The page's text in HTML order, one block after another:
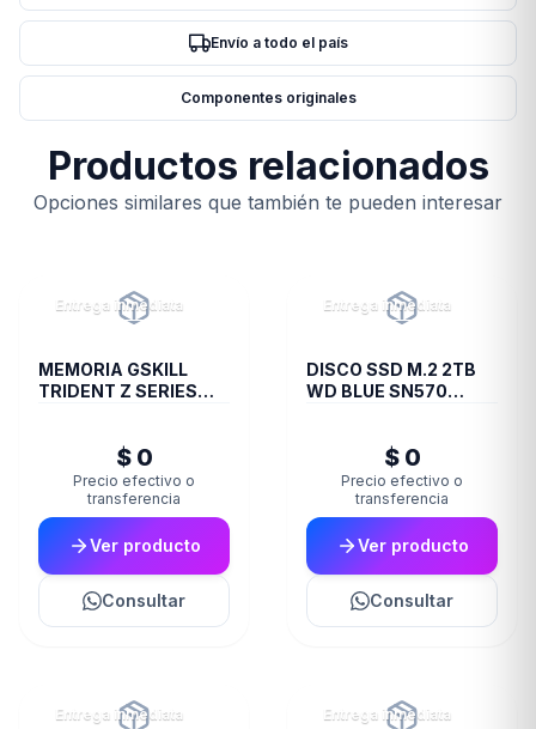
Envío a todo el país
Componentes originales
Productos relacionados
Opciones similares que también te pueden interesar
Entrega inmediata
MEMORIA GSKILL
TRIDENT Z SERIES
$ 0
Precio efectivo o
transferencia
Ver producto
Consultar
Entrega inmediata
DISCO SSD M.2 2TB
WD BLUE SN570
$ 0
Precio efectivo o
transferencia
Ver producto
Consultar
Entrega inmediata Entrega inmediata